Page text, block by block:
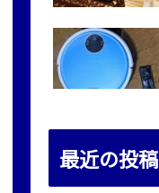
最近の投稿